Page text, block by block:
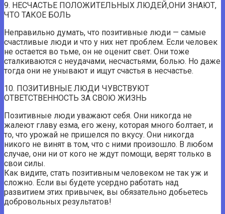
9. НЕСЧАСТЬЕ ПОЛОЖИТЕЛЬНЫХ ЛЮДЕЙ,ОНИ ЗНАЮТ,
ЧТО ТАКОЕ БОЛЬ
Неправильно думать, что позитивные люди — самые
счастливые люди и что у них нет проблем. Если человек
не остается во тьме, он не оценит свет. Они тоже
сталкиваются с неудачами, несчастьями, болью. Но даже
тогда они не унывают и ищут счастья в несчастье.
10. ПОЗИТИВНЫЕ ЛЮДИ ЧУВСТВУЮТ
ОТВЕТСТВЕННОСТЬ ЗА СВОЮ ЖИЗНЬ
Позитивные люди уважают себя. Они никогда не
жалеют главу езма, его жену, которая много болтает, и
то, что урожай не пришелся по вкусу. Они никогда
никого не винят в том, что с ними произошло. В любом
случае, они ни от кого не ждут помощи, верят только в
свои силы.
Как видите, стать позитивным человеком не так уж и
сложно. Если вы будете усердно работать над
развитием этих привычек, вы обязательно добьетесь
добровольных результатов!